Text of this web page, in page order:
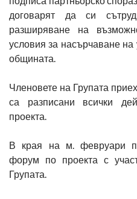
договарят да си
разширяване на
условия за насърчаване
общината.
Членовете на Групата
са разписани всички
проекта.
В края на м. февруари
форум по проекта с
Групата.